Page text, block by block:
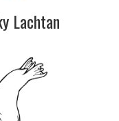
Lachtan